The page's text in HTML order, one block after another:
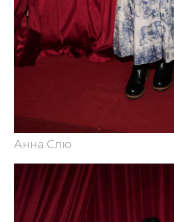
Анна Слю